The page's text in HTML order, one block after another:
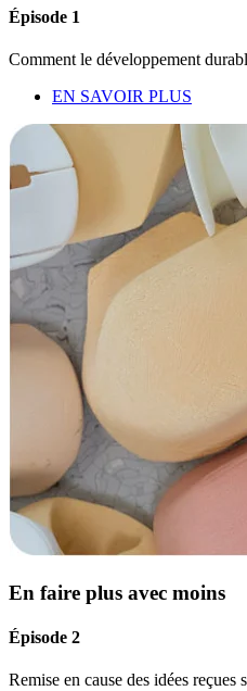
Épisode 1
Comment le développement
EN SAVOIR PLUS
En faire plus avec moins
Épisode 2
Remise en cause des idées reçues